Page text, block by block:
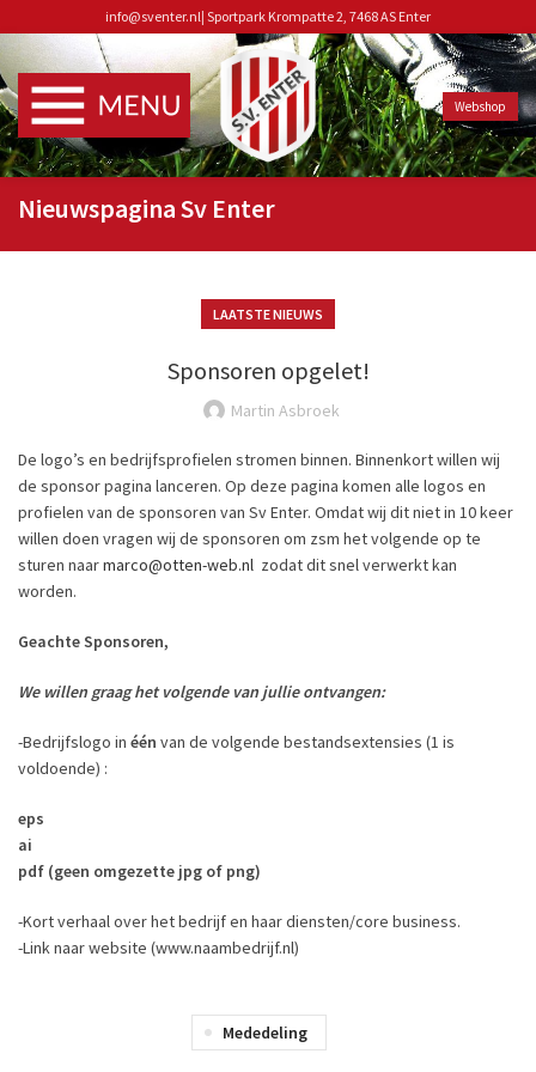
info@sventer.nl| Sportpark Krompatte 2, 7468 AS Enter
Webshop
Nieuwspagina Sv Enter
LAATSTE NIEUWS
Sponsoren opgelet!
Martin Asbroek
De logo’s en bedrijfsprofielen stromen binnen. Binnenkort willen wij
de sponsor pagina lanceren. Op deze pagina komen alle logos en
profielen van de sponsoren van Sv Enter. Omdat wij dit niet in 10 keer
willen doen vragen wij de sponsoren om zsm het volgende op te
sturen naarmarco@otten-web.nl zodat dit snel verwerkt kan
worden.
Geachte Sponsoren,
We willen graag het volgende van jullie ontvangen:
-Bedrijfslogo in één van de volgende bestandsextensies (1 is
voldoende) :
eps
ai
pdf (geen omgezette jpg of png)
-Kort verhaal over het bedrijf en haar diensten/core business.
-Link naar website (www.naambedrijf.nl)
Mededeling